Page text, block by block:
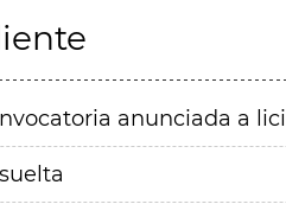
anunciada a